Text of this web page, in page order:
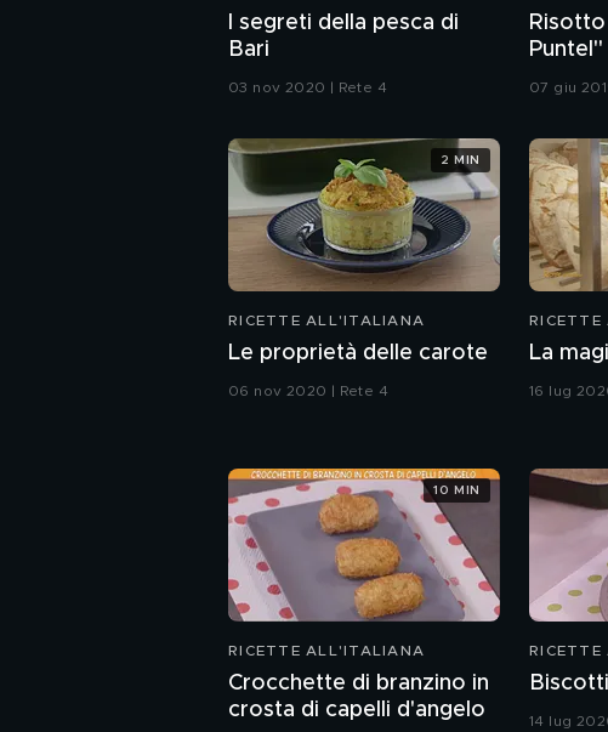
I segreti della pesca di
Bari
03 nov 2020 | Rete 4
Risotto
Puntel"
07 giu
RICETTE ALL'ITALIANA
Le proprietà delle carote
06 nov 2020 | Rete 4
2 MIN
La
16 lug
RICETTE ALL'ITALIANA
Crocchette di branzino in
crosta di capelli d'angelo
10 MIN
14 lug